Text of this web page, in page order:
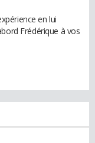
en lui
Frédérique à vos